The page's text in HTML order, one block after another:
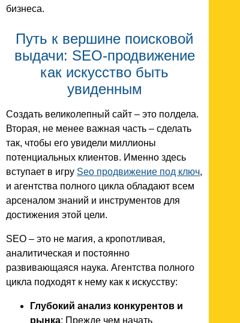
бизнеса.
Путь к вершине поисковой
выдачи: SEO-продвижение
как искусство быть
увиденным
Создать великолепный сайт – это полдела.
Вторая, не менее важная часть – сделать
так, чтобы его увидели миллионы
потенциальных клиентов. Именно здесь
вступает в игру Seo продвижение под ключ,
и агентства полного цикла обладают всем
арсеналом знаний и инструментов для
достижения этой цели.
SEO – это не магия, а кропотливая,
аналитическая и постоянно
развивающаяся наука. Агентства полного
цикла подходят к нему как к искусству:
Глубокий анализ конкурентов и
рынка: Прежде чем начать